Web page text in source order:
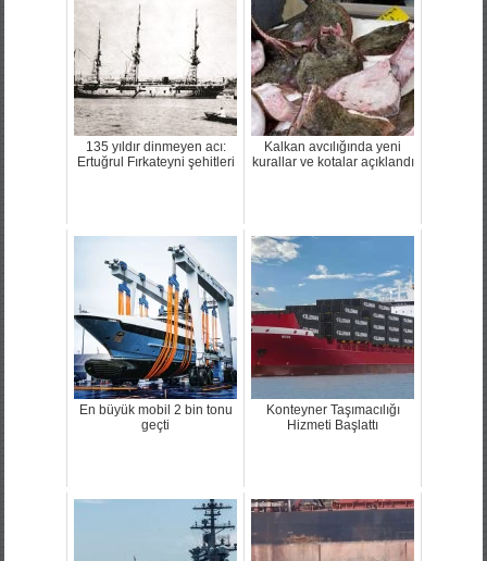
135 yıldır dinmeyen acı:
Ertuğrul Fırkateyni şehitleri
Kalkan avcılığında yeni
kurallar ve kotalar açıklandı
En büyük mobil 2 bin tonu
geçti
Konteyner Taşımacılığı
Hizmeti Başlattı